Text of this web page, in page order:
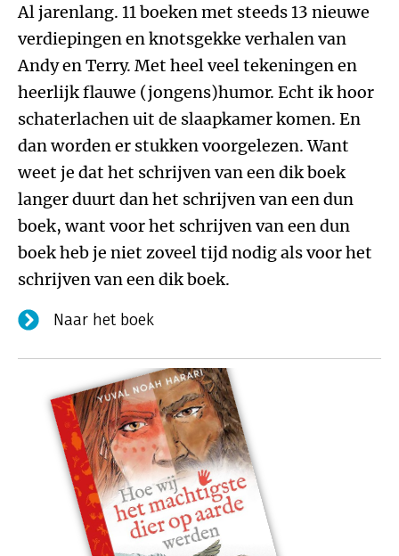
Al jarenlang. 11 boeken met steeds 13 nieuwe
verdiepingen en knotsgekke verhalen van
Andy en Terry. Met heel veel tekeningen en
heerlijk flauwe (jongens)humor. Echt ik hoor
schaterlachen uit de slaapkamer komen. En
dan worden er stukken voorgelezen. Want
weet je dat het schrijven van een dik boek
langer duurt dan het schrijven van een dun
boek, want voor het schrijven van een dun
boek heb je niet zoveel tijd nodig als voor het
schrijven van een dik boek.
Naar het boek